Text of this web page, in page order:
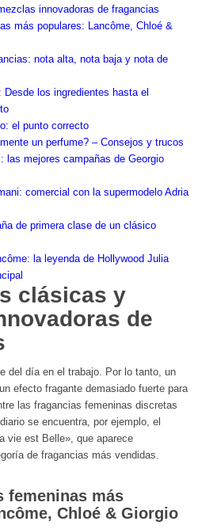
innovadoras de fragancias
más populares: Lancôme, Chloé &
nota alta, nota baja y nota de
los ingredientes hasta el
el punto correcto
un perfume? – Consejos y trucos
las mejores campañas de Georgio
comercial con la supermodelo Adria
de primera clase de un clásico
la leyenda de Hollywood Julia
clásicas y
de
del día en el trabajo. Por lo tanto, un
efecto fragante demasiado fuerte para
las fragancias femeninas discretas
se encuentra, por ejemplo, el
vie est Belle», que aparece
de fragancias más vendidas.
femeninas más
Chloé & Giorgio